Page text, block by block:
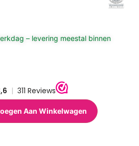
– levering meestal binnen
Aan Winkelwagen